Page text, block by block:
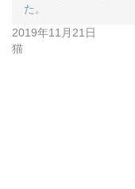
た。
2019年11月21日
猫